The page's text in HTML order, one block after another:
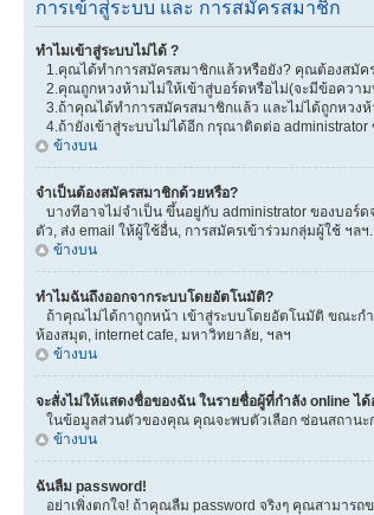
การเข้าสู่ระบบ และ การสมัครสมาชิก
ทำไมเข้าสู่ระบบไม่ได้ ?
1.คุณได้ทำการสมัครสมาชิกแล้วหรือยัง? คุณต้องสมัค
2.คุณถูกหวงห้ามไม่ให้เข้าสู่บอร์ดหรือไม่(จะมีข้อความ
3.ถ้าคุณได้ทำการสมัครสมาชิกแล้ว และไม่ได้ถูกหวง
4.ถ้ายังเข้าสู่ระบบไม่ได้อีก กรุณาติดต่อ
ข้างบน
จำเป็นต้องสมัครสมาชิกด้วยหรือ?
บางทีอาจไม่จำเป็น ขึ้นอยู่กับ administrator ของบอ
ตัว, ส่ง email ให้ผู้ใช้อื่น, การสมัครเข้าร่วมกลุ่มผู้ใช้ ฯ
ข้างบน
ทำไมฉันถึงออกจากระบบโดยอัตโนมัติ?
ถ้าคุณไม่ได้กาถูกหน้า เข้าสู่ระบบโดยอัตโนมัติ ขณะก
ห้องสมุด, internet cafe, มหาวิทยาลัย, ฯลฯ
ข้างบน
จะสั่งไม่ให้แสดงชื่อของฉัน ในรายชื่อผู้ที่กำลัง online ได้
ในข้อมูลส่วนตัวของคุณ คุณจะพบตัวเลือก ซ่อนสถานะ
ข้างบน
ฉันลืม password!
อย่าเพิ่งตกใจ! ถ้าคุณลืม password จริงๆ คุณสามาร